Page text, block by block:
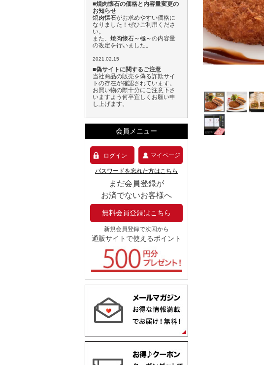
■焼肉懐石の価格と内容量変更の
お知らせ
焼肉懐石がお求めやすい価格に
なりました！ぜひご利用くださ
い。
また、 焼肉懐石～極～の内容量
の改定を行いました。
2021.02.15
■偽サイトに関するご注意
当社商品の販売を偽る詐欺サイ
トの存在が確認されています。
お買い物の際十分にご注意下さ
いますよう何卒宜しくお願い申
し上げます。
会員メニュー
ログイン マイページ
パスワードを忘れた方はこちら
まだ会員登録が
お済でないお客様へ
無料会員登録はこちら
新規会員登録で次回から
通販サイトで使えるポイント